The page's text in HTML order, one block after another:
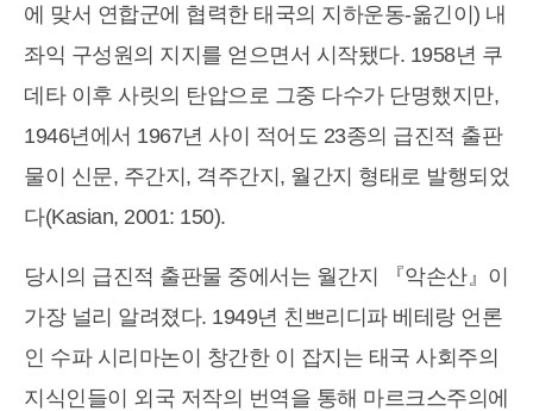
에 맞서 연합군에 협력한 태국의 지하운동-옮긴이) 내
좌익 구성원의 지지를 얻으면서 시작됐다. 1958년 쿠
데타 이후 사릿의 탄압으로 그중 다수가 단명했지만,
1946년에서 1967년 사이 적어도 23종의 급진적 출판
물이 신문, 주간지, 격주간지, 월간지 형태로 발행되었
다(Kasian, 2001: 150).
당시의 급진적 출판물 중에서는 월간지 『악손산』이
가장 널리 알려졌다. 1949년 친쁘리디파 베테랑 언론
인 수파 시리마논이 창간한 이 잡지는 태국 사회주의
지식인들이 외국 저작의 번역을 통해 마르크스주의에